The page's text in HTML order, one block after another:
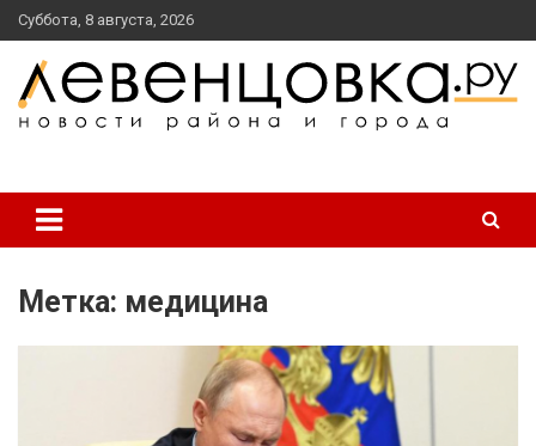
перейти
к
содержанию
Суббота, 8 августа, 2026
Метка: медицина